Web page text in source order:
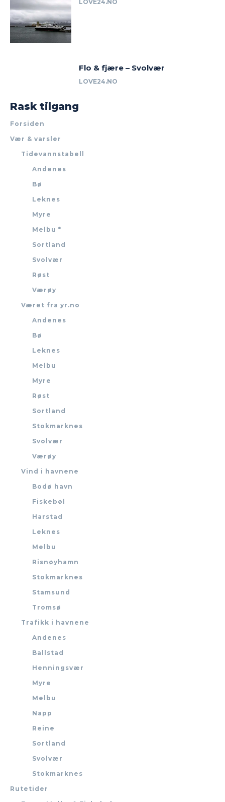
LOVE24.NO
Flo & fjære – Svolvær
LOVE24.NO
Rask tilgang
Forsiden
Vær & varsler
Tidevannstabell
Andenes
Bø
Leknes
Myre
Melbu *
Sortland
Svolvær
Røst
Værøy
Været fra yr.no
Andenes
Bø
Leknes
Melbu
Myre
Røst
Sortland
Stokmarknes
Svolvær
Værøy
Vind i havnene
Bodø havn
Fiskebøl
Harstad
Leknes
Melbu
Risnøyhamn
Stokmarknes
Stamsund
Tromsø
Trafikk i havnene
Andenes
Ballstad
Henningsvær
Myre
Melbu
Napp
Reine
Sortland
Svolvær
Stokmarknes
Rutetider